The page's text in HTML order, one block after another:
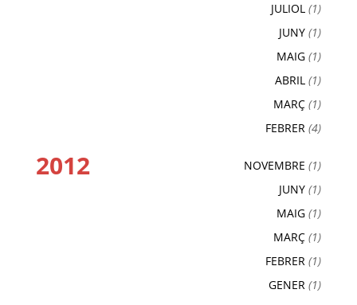
JULIOL (1)
JUNY (1)
MAIG (1)
ABRIL (1)
MARÇ (1)
FEBRER (4)
2012 NOVEMBRE (1)
JUNY (1)
MAIG (1)
MARÇ (1)
FEBRER (1)
GENER (1)